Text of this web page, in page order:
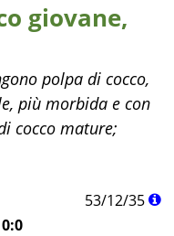
giovane,
polpa di cocco,
più morbida e con
cocco mature;
53/12/35
0:0